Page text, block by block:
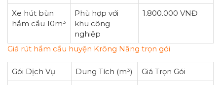
Xe hút bùn
hầm cầu 10m³
Phù hợp với
khu công
nghiệp
1.800.000 VNĐ
Giá rút hầm cầu huyện Krông Năng trọn gói
Gói Dịch Vụ Dung Tích (m³)
Giá Trọn Gói